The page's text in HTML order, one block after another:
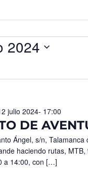
2024
DE
julio 2024- 17:00
Ángel, s/n, Talamanca
haciendo rutas,
a 14:00, con […]